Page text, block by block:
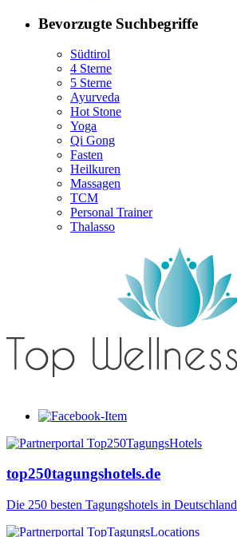
Bevorzugte Suchbegriffe
Südtirol
4 Sterne
5 Sterne
Ayurveda
Hot Stone
Yoga
Qi Gong
Fasten
Heilkuren
Massagen
TCM
Personal Trainer
Thalasso
top250tagungshotels.de
Die 250 besten Tagungshotels in Deutschland